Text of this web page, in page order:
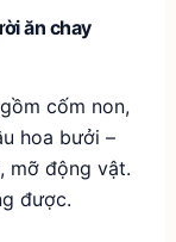
ăn chay
cốm non,
hoa bưởi –
mỡ động vật.
được.